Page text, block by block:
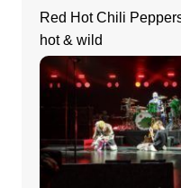
Red Hot Chili
hot & wild